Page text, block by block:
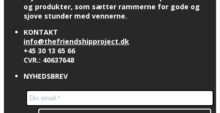
og produkter, som sætter rammerne for gode og
sjove stunder med vennerne.
KONTAKT
info@thefriendshipproject.dk
+45 30 13 65 66
CVR.: 40637648
NYHEDSBREV